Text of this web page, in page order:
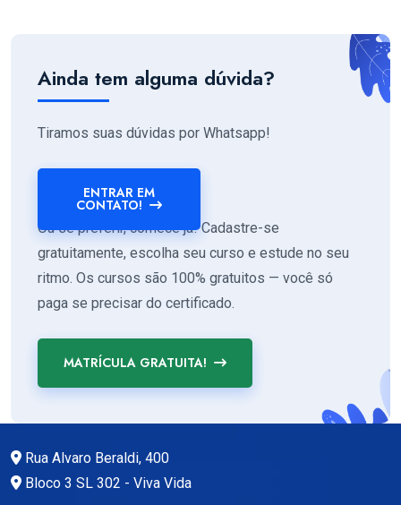
Ainda tem alguma dúvida?
Tiramos suas dúvidas por Whatsapp!
ENTRAR EM
CONTATO!
Ou se preferir, comece já! Cadastre-se
gratuitamente, escolha seu curso e estude no seu
ritmo. Os cursos são 100% gratuitos — você só
paga se precisar do certificado.
MATRÍCULA GRATUITA!
Rua Alvaro Beraldi, 400
Bloco 3 SL 302 - Viva Vida